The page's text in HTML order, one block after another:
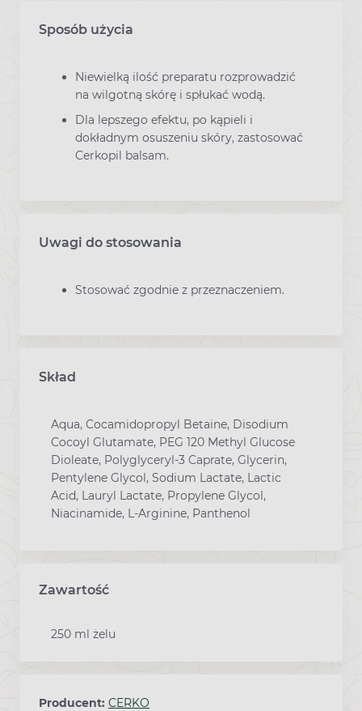
Sposób użycia
Niewielką ilość preparatu rozprowadzić
na wilgotną skórę i spłukać wodą.
Dla lepszego efektu, po kąpieli i
dokładnym osuszeniu skóry, zastosować
Cerkopil balsam.
Uwagi do stosowania
Stosować zgodnie z przeznaczeniem.
Skład
Aqua, Cocamidopropyl Betaine, Disodium
Cocoyl Glutamate, PEG 120 Methyl Glucose
Dioleate, Polyglyceryl-3 Caprate, Glycerin,
Pentylene Glycol, Sodium Lactate, Lactic
Acid, Lauryl Lactate, Propylene Glycol,
Niacinamide, L-Arginine, Panthenol
Zawartość
250 ml żelu
Producent: CERKO